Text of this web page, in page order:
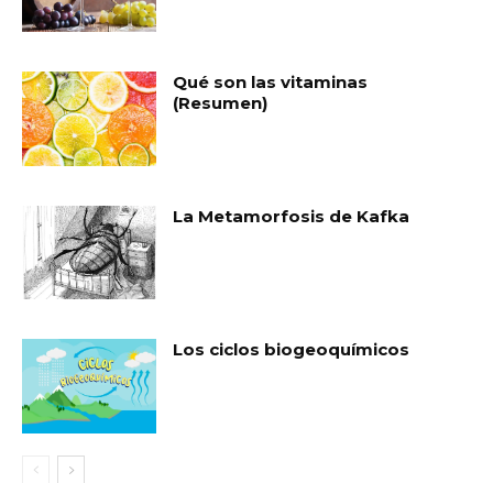
Qué son las vitaminas
(Resumen)
La Metamorfosis de Kafka
Los ciclos biogeoquímicos